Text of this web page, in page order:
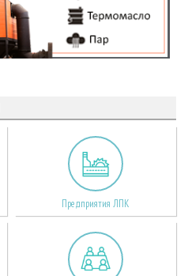
Предприятия ЛПК